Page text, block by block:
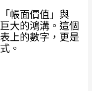
帳面價值」與
大的鴻溝。這個
上的數字，更是
。